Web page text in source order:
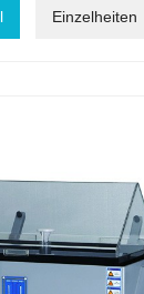
Einzelheiten